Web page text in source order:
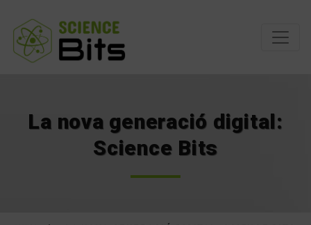
La nova generació digital:
Science Bits